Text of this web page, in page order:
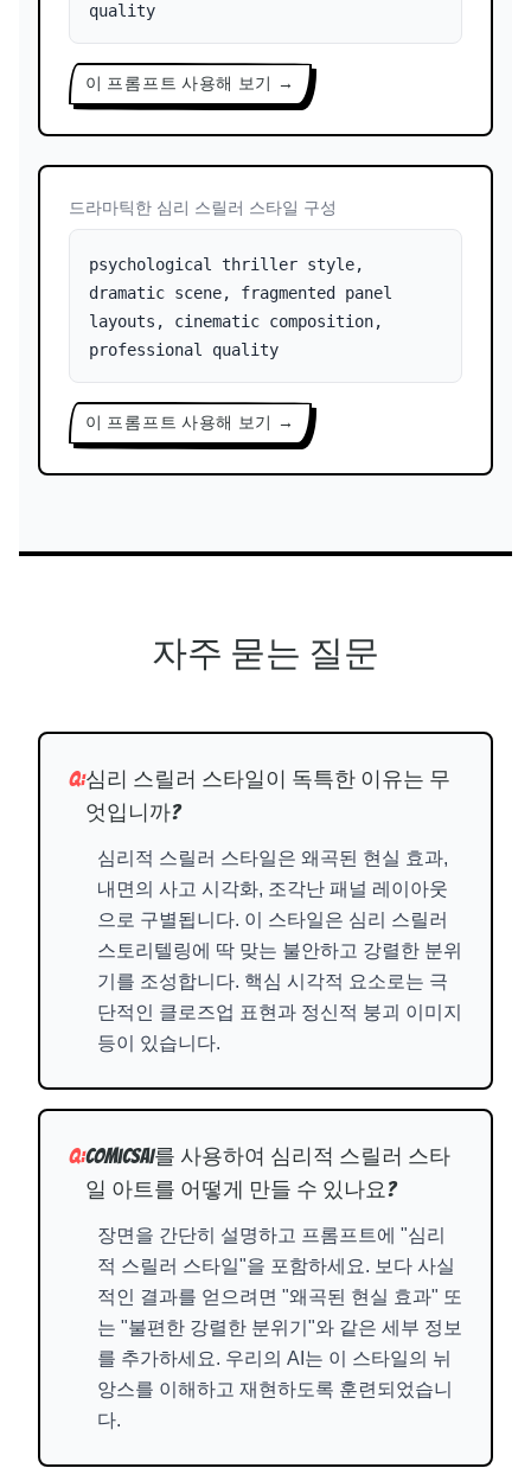
quality
이 프롬프트 사용해 보기 →
드라마틱한 심리 스릴러 스타일 구성
psychological thriller style,
dramatic scene, fragmented panel
layouts, cinematic composition,
professional quality
이 프롬프트 사용해 보기 →
자주 묻는 질문
Q:심리 스릴러 스타일이 독특한 이유는 무
엇입니까?
심리적 스릴러 스타일은 왜곡된 현실 효과,
내면의 사고 시각화, 조각난 패널 레이아웃
으로 구별됩니다. 이 스타일은 심리 스릴러
스토리텔링에 딱 맞는 불안하고 강렬한 분위
기를 조성합니다. 핵심 시각적 요소로는 극
단적인 클로즈업 표현과 정신적 붕괴 이미지
등이 있습니다.
Q:ComicsAI를 사용하여 심리적 스릴러 스타
일 아트를 어떻게 만들 수 있나요?
장면을 간단히 설명하고 프롬프트에 "심리
적 스릴러 스타일"을 포함하세요. 보다 사실
적인 결과를 얻으려면 "왜곡된 현실 효과" 또
는 "불편한 강렬한 분위기"와 같은 세부 정보
를 추가하세요. 우리의 AI는 이 스타일의 뉘
앙스를 이해하고 재현하도록 훈련되었습니
다.